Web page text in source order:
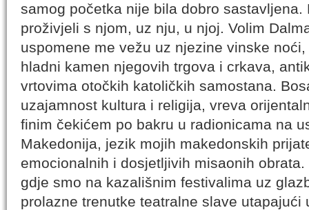
samog početka nije bila dobro
proživjeli s njom, uz nju, u njoj. Volim
uspomene me vežu uz njezine vinske
hladni kamen njegovih trgova i crkava,
vrtovima otočkih katoličkih samostana.
uzajamnost kultura i religija, vreva
finim čekićem po bakru u radionicama na
Makedonija, jezik mojih makedonskih
emocionalnih i dosjetljivih misaonih
gdje smo na kazališnim festivalima uz
prolazne trenutke teatralne slave utapajući